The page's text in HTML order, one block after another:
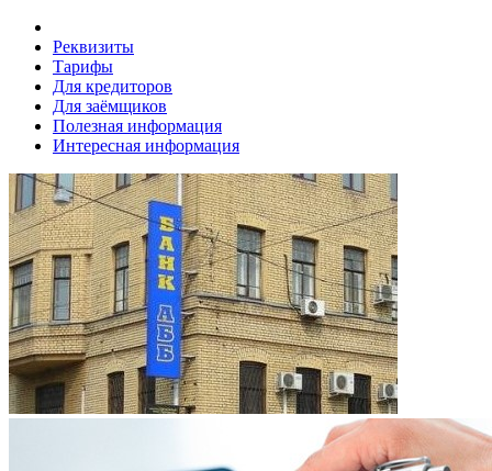
Реквизиты
Тарифы
Для кредиторов
Для заёмщиков
Полезная информация
Интересная информация